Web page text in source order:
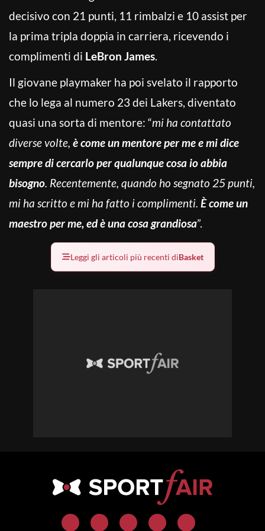
decisivo con 21 punti, 11 rimbalzi e 10 assist per
la prima tripla doppia in carriera, ricevendo i
complimenti di LeBron James.
Il giovane playmaker ha poi svelato il rapporto
che lo lega al numero 23 dei Lakers, diventato
quasi una sorta di mentore: “mi ha contattato
diverse volte, è come un mentore per me e mi dice
sempre di cercarlo per qualunque cosa io abbia
bisogno. Recentemente, quando ho segnato 25 punti,
mi ha scritto e mi ha fatto i complimenti. È come un
maestro per me, ed è una cosa grandiosa”.
Leggi gli articoli più recenti diBasket